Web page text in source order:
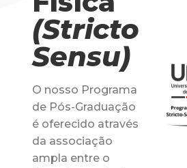
(Stricto
Sensu)
O nosso Programa
de Pós-Graduação
é oferecido através
da associação
ampla entre o